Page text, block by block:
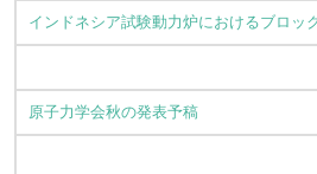
インドネシア試験動力炉におけるブロッ
原子力学会秋の発表予稿